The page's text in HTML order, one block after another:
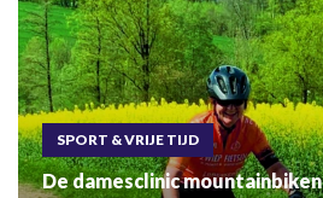
SPORT & VRIJE TIJD
De damesclinic mountainbiken